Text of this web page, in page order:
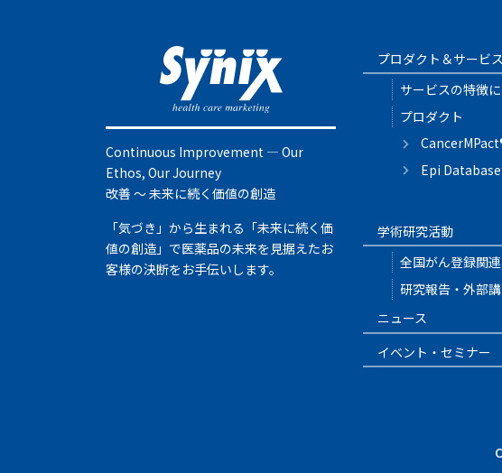
Continuous Improvement ― Our
Ethos, Our Journey
改善 ～ 未来に続く価値の創造
「気づき」から生まれる「未来に続く価
値の創造」で医薬品の未来を見据えたお
客様の決断をお手伝いします。
プロダクト＆サービス
サービスの特徴
プロダクト
Epi
学術研究活動
全国がん登録関連
研究報告・外部
ニュース
イベント・セミナー